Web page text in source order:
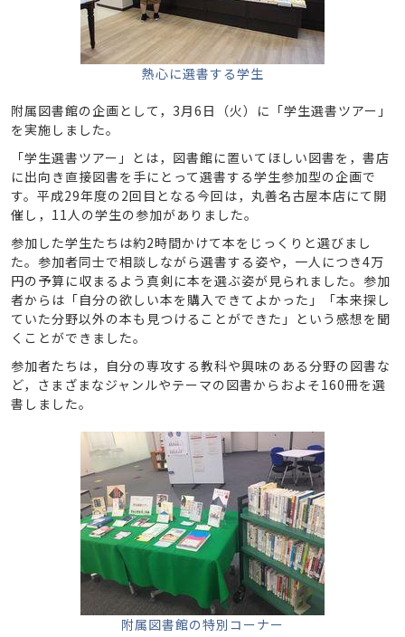
熱心に選書する学生
附属図書館の企画として，3月6日（火）に「学生選書ツアー」
を実施しました。
「学生選書ツアー」とは，図書館に置いてほしい図書を，書店
に出向き直接図書を手にとって選書する学生参加型の企画で
す。平成29年度の2回目となる今回は，丸善名古屋本店にて開
催し，11人の学生の参加がありました。
参加した学生たちは約2時間かけて本をじっくりと選びまし
た。参加者同士で相談しながら選書する姿や，一人につき4万
円の予算に収まるよう真剣に本を選ぶ姿が見られました。参加
者からは「自分の欲しい本を購入できてよかった」「本来探し
ていた分野以外の本も見つけることができた」という感想を聞
くことができました。
参加者たちは，自分の専攻する教科や興味のある分野の図書な
ど，さまざまなジャンルやテーマの図書からおよそ160冊を選
書しました。
附属図書館の特別コーナー